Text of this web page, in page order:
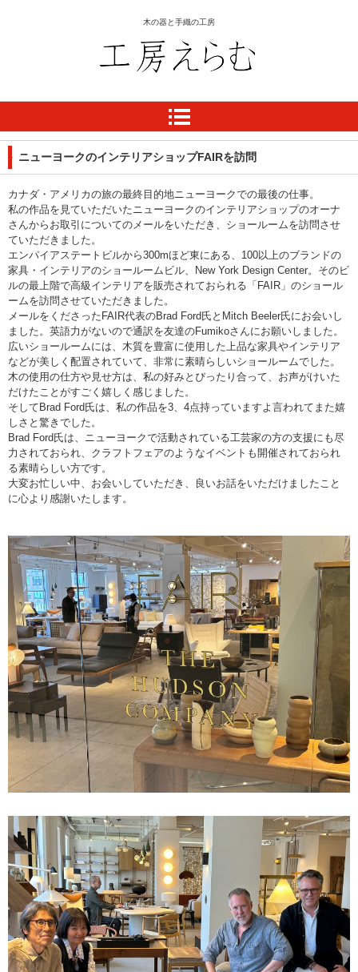
木の器と手織の工房
ニューヨークのインテリアショップFAIRを訪問
カナダ・アメリカの旅の最終目的地ニューヨークでの最後の仕事。
私の作品を見ていただいたニューヨークのインテリアショップのオーナ
さんからお取引についてのメールをいただき、ショールームを訪問させ
ていただきました。
エンパイアステートビルから300mほど東にある、100以上のブランドの
家具・インテリアのショールームビル、New York Design Center。そのビ
ルの最上階で高級インテリアを販売されておられる「FAIR」のショール
ームを訪問させていただきました。
メールをくださったFAIR代表のBrad Ford氏とMitch Beeler氏にお会いし
ました。英語力がないので通訳を友達のFumikoさんにお願いしました。
広いショールームには、木質を豊富に使用した上品な家具やインテリア
などが美しく配置されていて、非常に素晴らしいショールームでした。
木の使用の仕方や見せ方は、私の好みとぴったり合って、お声がけいた
だけたことがすごく嬉しく感じました。
そしてBrad Ford氏は、私の作品を3、4点持っていますよ言われてまた嬉
しさと驚きでした。
Brad Ford氏は、ニューヨークで活動されている工芸家の方の支援にも尽
力されておられ、クラフトフェアのようなイベントも開催されておられ
る素晴らしい方です。
大変お忙しい中、お会いしていただき、良いお話をいただけましたこと
に心より感謝いたします。